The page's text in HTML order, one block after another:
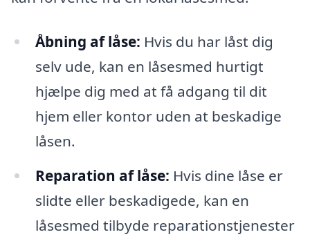
Åbning af låse: Hvis du har låst dig
selv ude, kan en låsesmed hurtigt
hjælpe dig med at få adgang til dit
hjem eller kontor uden at beskadige
låsen.
Reparation af låse: Hvis dine låse er
slidte eller beskadigede, kan en
låsesmed tilbyde reparationstjenester